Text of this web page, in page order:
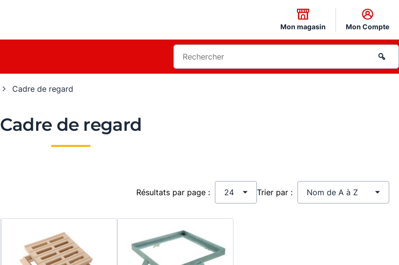
Mon magasin Mon Compte
Cadre de regard
Cadre de regard
Résultats par page : Trier par :